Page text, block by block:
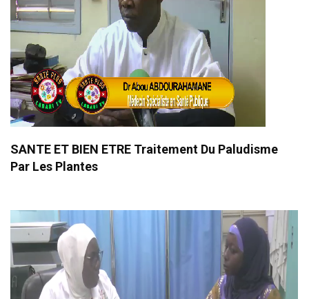
SANTE ET BIEN ETRE Traitement Du Paludisme
Par Les Plantes